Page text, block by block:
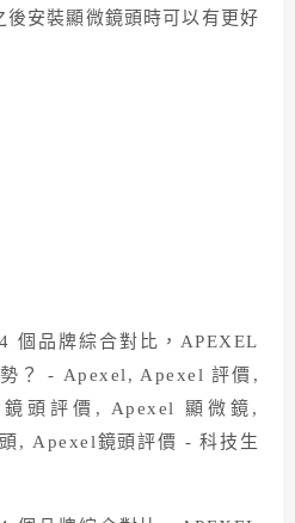
後安裝顯微鏡頭時可以有更好